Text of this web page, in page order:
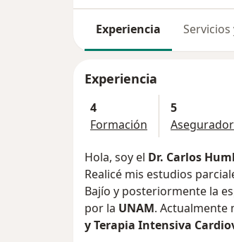
Experiencia
Experiencia
4
Formación
5
Hola, soy el Dr. Carlos
Realicé mis estudios
Bajío
por la UNAM. Actualmente
y Terapia Intensiva